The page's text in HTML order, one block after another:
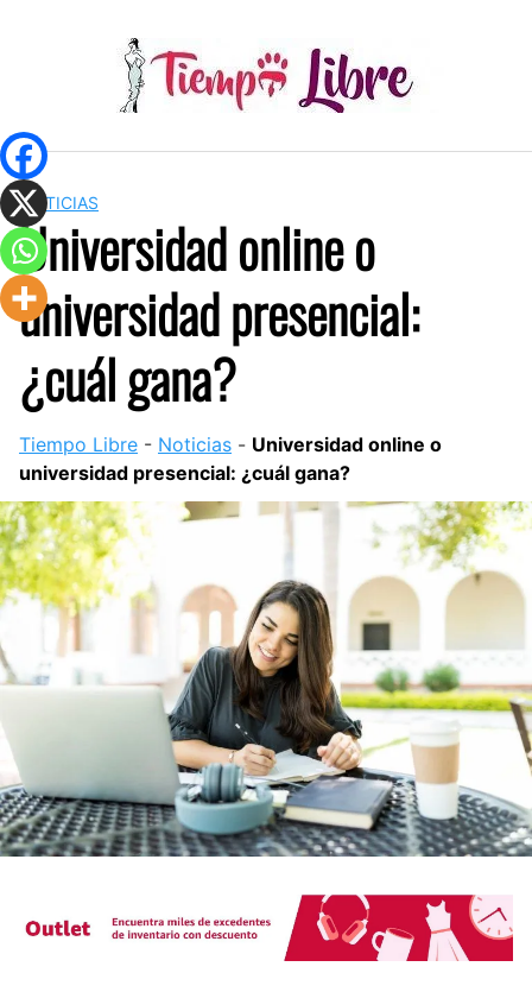
NOTICIAS
Universidad online o
universidad presencial:
¿cuál gana?
Tiempo Libre - Noticias - Universidad online o
universidad presencial: ¿cuál gana?